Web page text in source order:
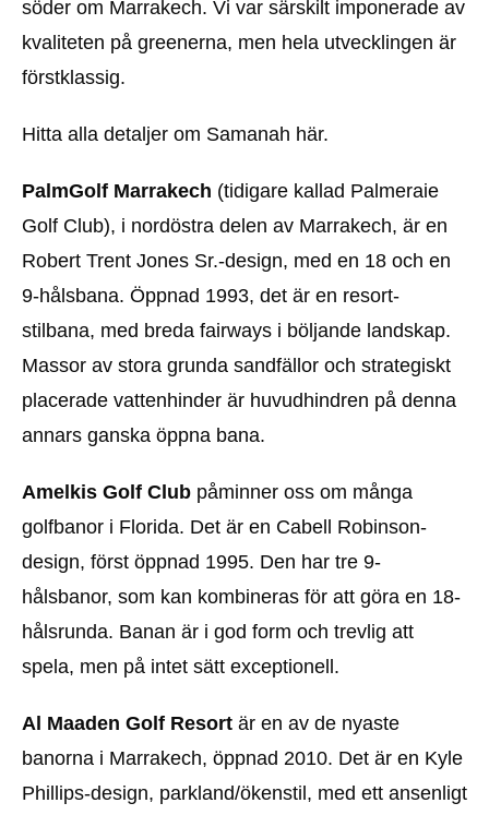
söder om Marrakech. Vi var särskilt imponerade av
kvaliteten på greenerna, men hela utvecklingen är
förstklassig.
Hitta alla detaljer om Samanah här.
PalmGolf Marrakech (tidigare kallad Palmeraie
Golf Club), i nordöstra delen av Marrakech, är en
Robert Trent Jones Sr.-design, med en 18 och en
9-hålsbana. Öppnad 1993, det är en resort-
stilbana, med breda fairways i böljande landskap.
Massor av stora grunda sandfällor och strategiskt
placerade vattenhinder är huvudhindren på denna
annars ganska öppna bana.
Amelkis Golf Club påminner oss om många
golfbanor i Florida. Det är en Cabell Robinson-
design, först öppnad 1995. Den har tre 9-
hålsbanor, som kan kombineras för att göra en 18-
hålsrunda. Banan är i god form och trevlig att
spela, men på intet sätt exceptionell.
Al Maaden Golf Resort är en av de nyaste
banorna i Marrakech, öppnad 2010. Det är en Kyle
Phillips-design, parkland/ökenstil, med ett ansenligt